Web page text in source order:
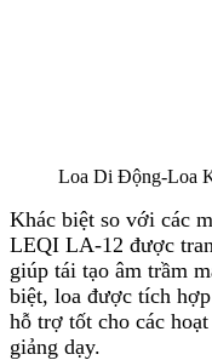
Loa Di Động-Loa
Khác biệt so với các
LEQI LA-12 được
giúp tái tạo âm trầm
biệt, loa được tích
hỗ trợ tốt cho các
giảng dạy.